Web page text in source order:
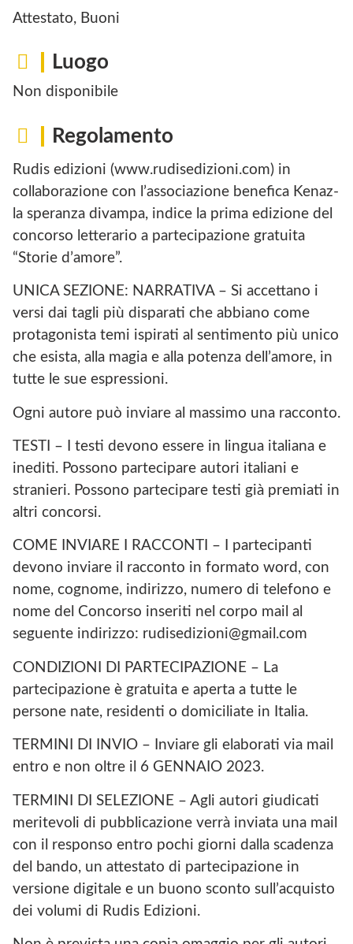
Attestato, Buoni
Luogo
Non disponibile
Regolamento
Rudis edizioni (www.rudisedizioni.com) in
collaborazione con l’associazione benefica Kenaz-
la speranza divampa, indice la prima edizione del
concorso letterario a partecipazione gratuita
“Storie d’amore”.
UNICA SEZIONE: NARRATIVA – Si accettano i
versi dai tagli più disparati che abbiano come
protagonista temi ispirati al sentimento più unico
che esista, alla magia e alla potenza dell’amore, in
tutte le sue espressioni.
Ogni autore può inviare al massimo una racconto.
TESTI – I testi devono essere in lingua italiana e
inediti. Possono partecipare autori italiani e
stranieri. Possono partecipare testi già premiati in
altri concorsi.
COME INVIARE I RACCONTI – I partecipanti
devono inviare il racconto in formato word, con
nome, cognome, indirizzo, numero di telefono e
nome del Concorso inseriti nel corpo mail al
seguente indirizzo: rudisedizioni@gmail.com
CONDIZIONI DI PARTECIPAZIONE – La
partecipazione è gratuita e aperta a tutte le
persone nate, residenti o domiciliate in Italia.
TERMINI DI INVIO – Inviare gli elaborati via mail
entro e non oltre il 6 GENNAIO 2023.
TERMINI DI SELEZIONE – Agli autori giudicati
meritevoli di pubblicazione verrà inviata una mail
con il responso entro pochi giorni dalla scadenza
del bando, un attestato di partecipazione in
versione digitale e un buono sconto sull’acquisto
dei volumi di Rudis Edizioni.